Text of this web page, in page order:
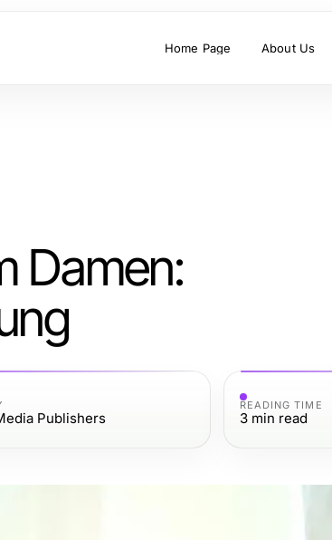
Home Page About Us
Damen:
Publishers
READING TIME
3 min read